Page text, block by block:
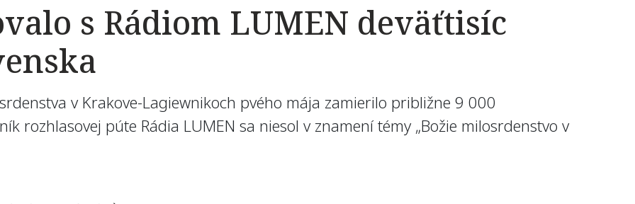
s Rádiom LUMEN deväťtisíc
v Krakove-Lagiewnikoch pvého mája zamierilo približne 9 000
rozhlasovej púte Rádia LUMEN sa niesol v znamení témy „Božie milosrdenstvo v